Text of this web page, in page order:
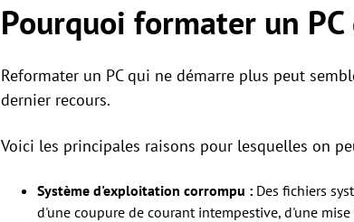
Pourquoi formater un
Reformater un PC qui ne démarre plus peut
dernier recours.
Voici les principales raisons pour lesquelles on
Système d'exploitation corrompu : Des fichiers
d'une coupure de courant intempestive, d'une